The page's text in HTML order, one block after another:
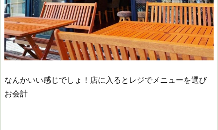
なんかいい感じでしょ！店に入るとレジでメニューを選び
お会計